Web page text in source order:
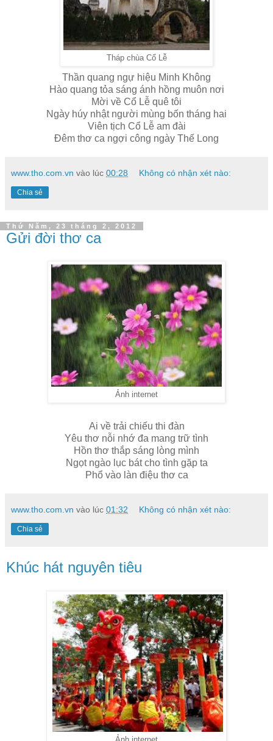
Tháp chùa Cổ Lễ
Thần quang ngự hiệu Minh Không
Hào quang tỏa sáng ánh hồng muôn nơi
Mời về Cổ Lễ quê tôi
Ngày húy nhật người mùng bốn tháng hai
Viên tịch Cổ Lễ am đài
Đêm thơ ca ngợi công ngày Thế Long
www.tho.com.vn vào lúc 00:28 Không có nhận xét nào:
Chia sẻ
Thứ Năm, 23 tháng 2, 2012
Gửi đời thơ ca
Ảnh internet
Ai về trải chiếu thi đàn
Yêu thơ nỗi nhớ đa mang trữ tình
Hồn thơ thắp sáng lòng mình
Ngọt ngào lục bát cho tình gặp ta
Phổ vào làn điệu thơ ca
www.tho.com.vn vào lúc 01:32 Không có nhận xét nào:
Chia sẻ
Khúc hát nguyên tiêu